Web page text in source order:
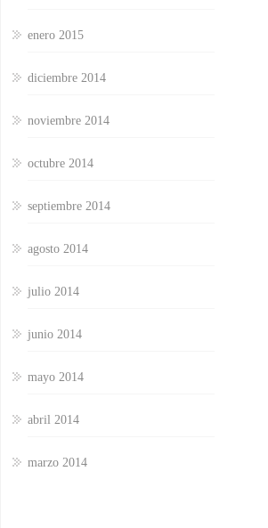
enero 2015
diciembre 2014
noviembre 2014
octubre 2014
septiembre 2014
agosto 2014
julio 2014
junio 2014
mayo 2014
abril 2014
marzo 2014